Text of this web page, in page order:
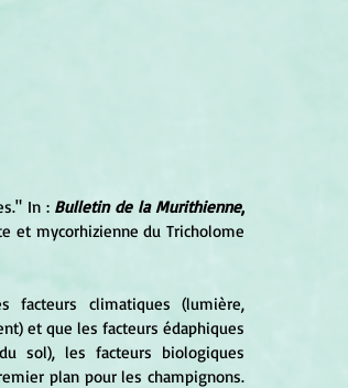
In :
Bulletin de la Murithienne,
et mycorhizienne du Tricholome
et que les facteurs édaphiques
sol), les facteurs biologiques
plan pour les champignons.